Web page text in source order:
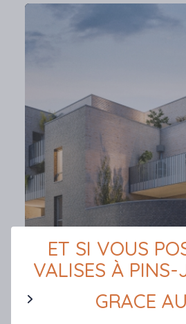
Rose Place 2
ET SI VOUS
VALISES À PINS-
GRACE